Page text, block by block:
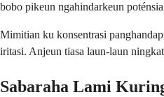
bobo pikeun ngahindarkeun
Mimitian ku konsentrasi
iritasi. Anjeun tiasa laun-laun
Sabaraha Lami